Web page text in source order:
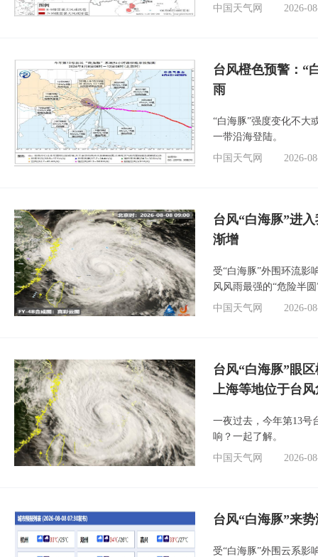
中国天气网 2026-
台风橙色预警：“
雨
“白海豚”强度变化不大
一带沿海登陆。
中国天气网
2026-
台风“白海豚”进
渐增
受“白海豚”外围环流影
风风雨最强的“危险半
中国天气网
2026-
台风“白海豚”眼
上海等地位于台
一夜过去，今年第13号
响？一起了解。
中国天气网
2026-
台风“白海豚”来
受“白海豚”外围云系影